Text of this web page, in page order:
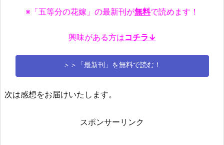
※「五等分の花嫁」の最新刊が無料で読めます！
興味がある方はコチラ↓
＞＞「最新刊」を無料で読む！
次は感想をお届けいたします。
スポンサーリンク